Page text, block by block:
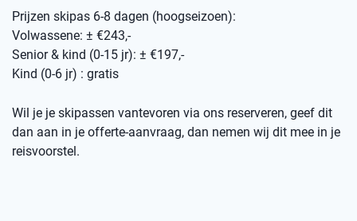
Prijzen skipas 6-8 dagen (hoogseizoen):
Volwassene: ± €243,-
Senior & kind (0-15 jr): ± €197,-
Kind (0-6 jr) : gratis
Wil je je skipassen vantevoren via ons reserveren, geef dit
dan aan in je offerte-aanvraag, dan nemen wij dit mee in je
reisvoorstel.